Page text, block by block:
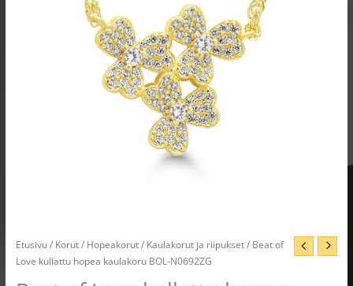
Etusivu/ Korut/ Hopeakorut/ Kaulakorut ja riipukset/ Beat of
Love kullattu hopea kaulakoru BOL-N0692ZG